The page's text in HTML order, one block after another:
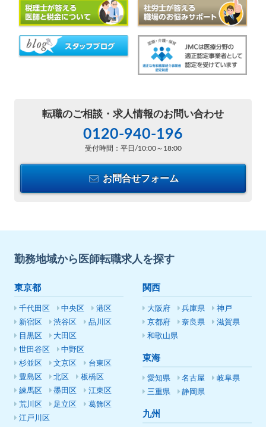
転職のご相談・ 求人情報のお問い合わせ
0120-940-196
受付時間：平日/10:00～18:00
お問合せフォーム
勤務地域から医師転職求人を探す
東京都
千代田区 中央区
港区
新宿区
渋谷区
品川区
目黒区
大田区
世田谷区
中野区
杉並区
文京区
台東区
豊島区
北区
板橋区
練馬区
墨田区
江東区
荒川区
足立区
葛飾区
江戸川区
関西
大阪府 兵庫県
神戸
京都府
奈良県
滋賀県
和歌山県
東海
愛知県 名古屋
岐阜県
三重県
静岡県
九州